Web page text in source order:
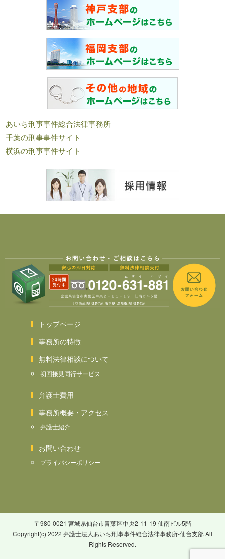
あいち刑事事件総合法律事務所
千葉の刑事事件サイト
横浜の刑事事件サイト
トップページ
事務所の特徴
無料法律相談について
初回接見同行サービス
弁護士費用
事務所概要・アクセス
弁護士紹介
お問い合わせ
プライバシーポリシー
〒980-0021 宮城県仙台市青葉区中央2-11-19 仙南ビル5階
Copyright(c) 2022 弁護士法人あいち刑事事件総合法律事務所-仙台支部 All
Rights Reserved.